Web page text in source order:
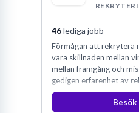
46lediga jobb
Förmågan att rekrytera
vara skillnaden mellan
mellan framgång och
gedigen erfarenhet av
konsultverksamhet har